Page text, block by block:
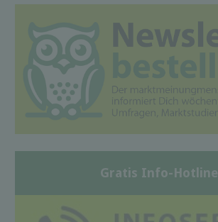
Gratis Info-Hotline